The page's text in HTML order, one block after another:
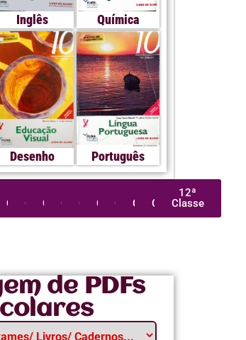
ClasseClasseClasseClasseClasseClasseClasseClasseClasse
12ª
Classe
Inglês Química
Desenho Português
de PDFs